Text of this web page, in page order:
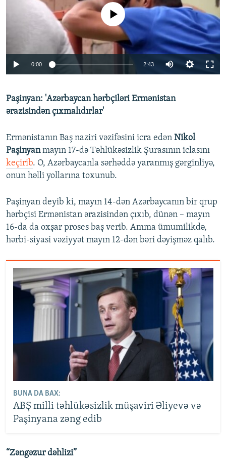
Auto 240p
720p 1080p
No media source currently available
0:00 2:43
360p
720p
1080p
Paşinyan: 'Azərbaycan hərbçiləri Ermənistan
ərazisindən çıxmalıdırlar'
Ermənistanın Baş naziri vəzifəsini icra edən Nikol
Paşinyanmayın 17-də Təhlükəsizlik Şurasının iclasını
keçirib. O, Azərbaycanla sərhəddə yaranmış gərginliyə,
onun həlli yollarına toxunub.
Paşinyan deyib ki, mayın 14-dən Azərbaycanın bir qrup
hərbçisi Ermənistan ərazisindən çıxıb, dünən – mayın
16-da da oxşar proses baş verib. Amma ümumilikdə,
hərbi-siyasi vəziyyət mayın 12-dən bəri dəyişməz qalıb.
BUNA DA BAX:
ABŞ milli təhlükəsizlik müşaviri Əliyevə və
Paşinyana zəng edib
“Zəngəzur dəhlizi”